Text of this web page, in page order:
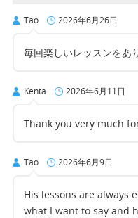
Tao 2026年6月26日
毎回楽しいレッスンをあ
Kenta 2026年6月11日
Thank you very much
Tao 2026年6月9日
His lessons are always
what I want to say and